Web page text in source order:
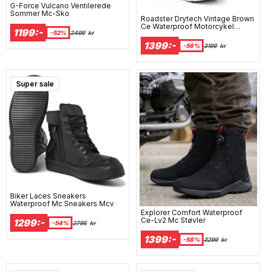
G-Force Vulcano Ventilerede
Sommer Mc-Sko
1199:- -52% 2499 kr
Roadster Drytech Vintage Brown
Ce Waterproof Motorcykel
1399:- -56% 3199 kr
Super sale
Biker Laces Sneakers
Waterproof Mc Sneakers Mcv
1299:- -54% 2795 kr
Explorer Comfort Waterproof
Ce-Lv2 Mc Støvler
1399:- -58% 3299 kr